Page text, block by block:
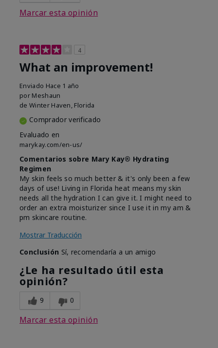
Marcar esta opinión
4
What an improvement!
Enviado Hace 1 año
por Meshaun
de Winter Haven, Florida
Comprador verificado
Evaluado en
marykay.com/en-us/
Comentarios sobre Mary Kay® Hydrating
Regimen
My skin feels so much better & it's only been a few
days of use! Living in Florida heat means my skin
needs all the hydration I can give it. I might need to
order an extra moisturizer since I use it in my am &
pm skincare routine.
Mostrar Traducción
Conclusión Sí, recomendaría a un amigo
¿Le ha resultado útil esta
opinión?
9 0
Marcar esta opinión